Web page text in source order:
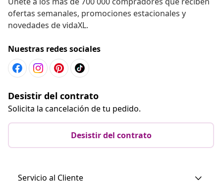
ofertas semanales, promociones estacionales y
novedades de vidaXL.
Nuestras redes sociales
Desistir del contrato
Solicita la cancelación de tu pedido.
Desistir del contrato
Servicio al Cliente